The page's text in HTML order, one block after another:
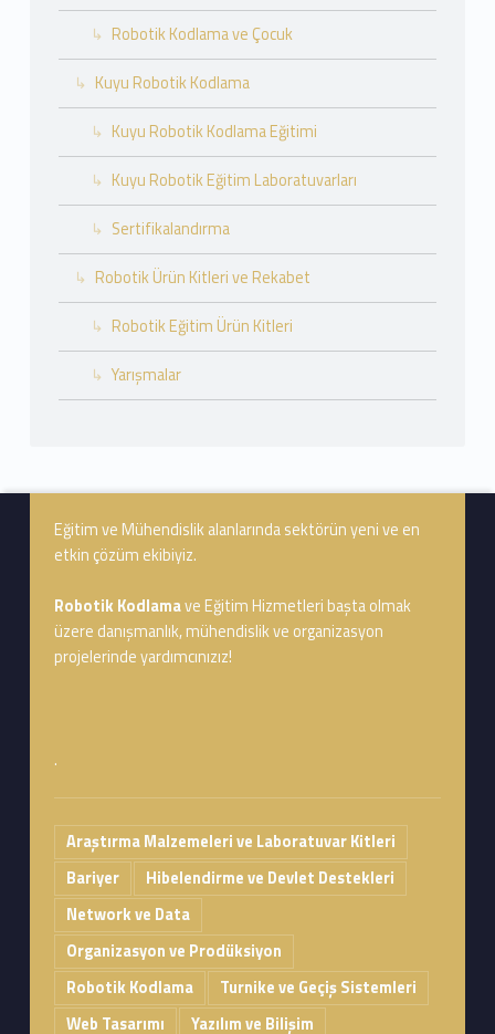
Robotik Kodlama ve Çocuk
Kuyu Robotik Kodlama
Kuyu Robotik Kodlama Eğitimi
Kuyu Robotik Eğitim Laboratuvarları
Sertifikalandırma
Robotik Ürün Kitleri ve Rekabet
Robotik Eğitim Ürün Kitleri
Yarışmalar
Footer info sidebar
Eğitim ve Mühendislik alanlarında sektörün yeni ve en
etkin çözüm ekibiyiz.
Robotik Kodlamave Eğitim Hizmetleri başta olmak
üzere danışmanlık, mühendislik ve organizasyon
projelerinde yardımcınızız!
.
Araştırma Malzemeleri ve Laboratuvar Kitleri
Bariyer
Hibelendirme ve Devlet Destekleri
Network ve Data
Organizasyon ve Prodüksiyon
Robotik Kodlama
Turnike ve Geçiş Sistemleri
Web Tasarımı
Yazılım ve Bilişim